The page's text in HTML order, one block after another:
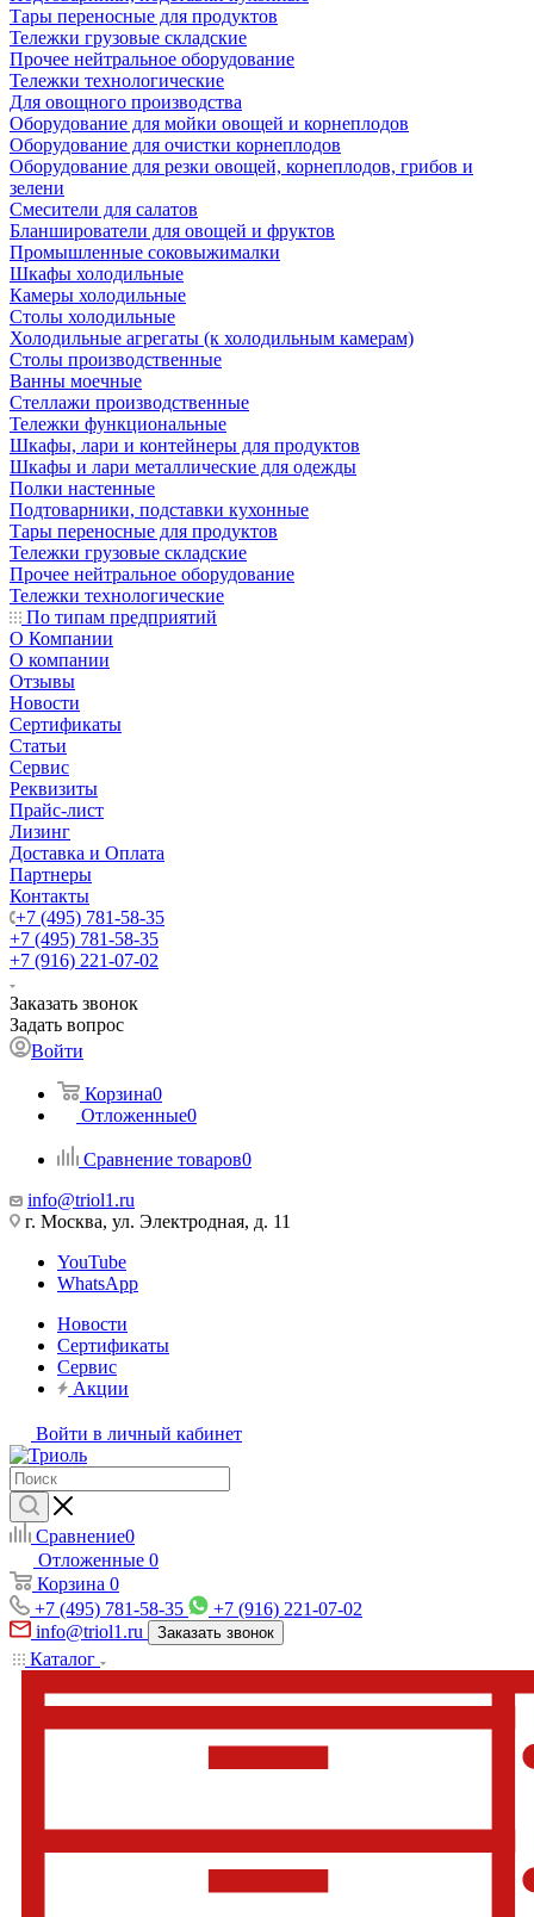
Тары переносные для продуктов
Тележки грузовые складские
Прочее нейтральное оборудование
Тележки технологические
Для овощного производства
Оборудование для мойки овощей и корнеплодов
Оборудование для очистки корнеплодов
Оборудование для резки овощей, корнеплодов, грибов и
зелени
Смесители для салатов
Бланширователи для овощей и фруктов
Промышленные соковыжималки
Шкафы холодильные
Камеры холодильные
Столы холодильные
Холодильные агрегаты (к холодильным камерам)
Столы производственные
Ванны моечные
Стеллажи производственные
Тележки функциональные
Шкафы, лари и контейнеры для продуктов
Шкафы и лари металлические для одежды
Полки настенные
Подтоварники, подставки кухонные
Тары переносные для продуктов
Тележки грузовые складские
Прочее нейтральное оборудование
Тележки технологические
По типам предприятий
О Компании
О компании
Отзывы
Новости
Сертификаты
Статьи
Сервис
Реквизиты
Прайс-лист
Лизинг
Доставка и Оплата
Партнеры
Контакты
+7 (495) 781-58-35
+7 (495) 781-58-35
+7 (916) 221-07-02
Заказать звонок
Задать вопрос
Войти
Корзина0
Отложенные0
Сравнение товаров0
info@triol1.ru
г. Москва, ул. Электродная, д. 11
YouTube
WhatsApp
Новости
Сертификаты
Сервис
Акции
Войти в личный кабинет
Сравнение0
Отложенные 0
Корзина 0
+7 (495) 781-58-35
+7 (916) 221-07-02
info@triol1.ru
Заказать звонок
Каталог